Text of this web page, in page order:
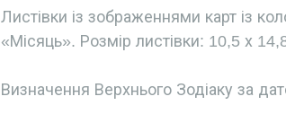
Листівки із зображеннями карт із
«Місяць». Розмір листівки: 10,5 х
Визначення Верхнього Зодіаку за